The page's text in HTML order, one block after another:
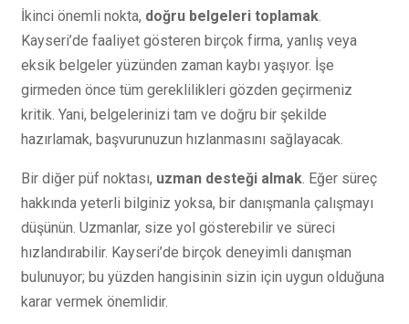
İkinci önemli nokta, doğru belgeleri toplamak
Kayseri’de faaliyet gösteren birçok firma, yanlış veya
eksik belgeler yüzünden zaman kaybı yaşıyor. İşe
girmeden önce tüm gereklilikleri gözden geçirmeniz
kritik. Yani, belgelerinizi tam ve doğru bir şekilde
hazırlamak, başvurunuzun hızlanmasını sağlayacak.
Bir diğer püf noktası, uzman desteği almak . Eğer süreç
hakkında yeterli bilginiz yoksa, bir danışmanla çalışmayı
düşünün. Uzmanlar, size yol gösterebilir ve süreci
hızlandırabilir. Kayseri’de birçok deneyimli danışman
bulunuyor; bu yüzden hangisinin sizin için uygun olduğuna
karar vermek önemlidir.